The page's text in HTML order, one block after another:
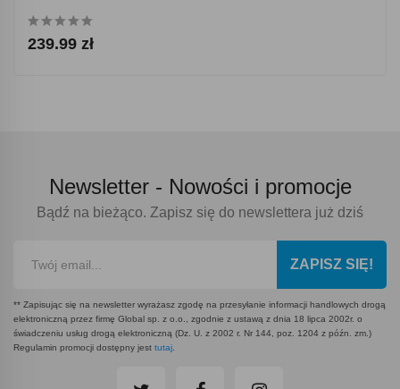
239.99 zł
Newsletter - Nowości i promocje
Bądź na bieżąco. Zapisz się do newslettera już dziś
ZAPISZ SIĘ!
** Zapisując się na newsletter wyrażasz zgodę na przesyłanie informacji handlowych drogą
elektroniczną przez firmę Global sp. z o.o., zgodnie z ustawą z dnia 18 lipca 2002r. o
świadczeniu usług drogą elektroniczną (Dz. U. z 2002 r. Nr 144, poz. 1204 z późn. zm.)
Regulamin promocji dostępny jest tutaj